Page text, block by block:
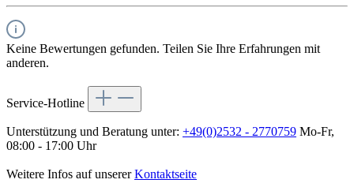
Keine Bewertungen gefunden. Teilen Sie Ihre Erfahrungen mit
anderen.
Service-Hotline
Unterstützung und Beratung unter: +49(0)2532 - 2770759 Mo-Fr,
08:00 - 17:00 Uhr
Weitere Infos auf unsererKontaktseite